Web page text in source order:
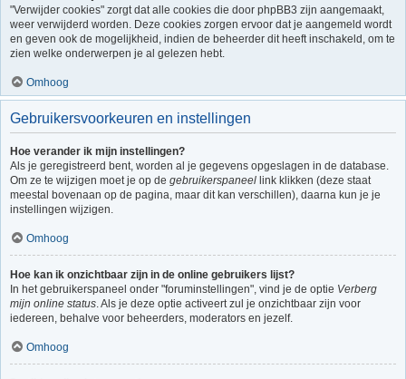
"Verwijder cookies" zorgt dat alle cookies die door phpBB3 zijn aangemaakt,
weer verwijderd worden. Deze cookies zorgen ervoor dat je aangemeld wordt
en geven ook de mogelijkheid, indien de beheerder dit heeft inschakeld, om te
zien welke onderwerpen je al gelezen hebt.
Omhoog
Gebruikersvoorkeuren en instellingen
Hoe verander ik mijn instellingen?
Als je geregistreerd bent, worden al je gegevens opgeslagen in de database.
Om ze te wijzigen moet je op de gebruikerspaneel link klikken (deze staat
meestal bovenaan op de pagina, maar dit kan verschillen), daarna kun je je
instellingen wijzigen.
Omhoog
Hoe kan ik onzichtbaar zijn in de online gebruikers lijst?
In het gebruikerspaneel onder "foruminstellingen", vind je de optie Verberg
mijn online status. Als je deze optie activeert zul je onzichtbaar zijn voor
iedereen, behalve voor beheerders, moderators en jezelf.
Omhoog